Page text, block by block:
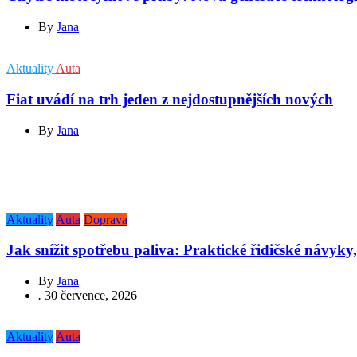
By Jana
Aktuality Auta
Fiat uvádí na trh jeden z nejdostupnějších nových
By Jana
Aktuality Auta Doprava
Jak snížit spotřebu paliva: Praktické řidičské
By Jana
. 30 července, 2026
Aktuality Auta